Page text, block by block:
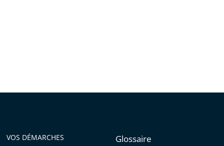
VOS DÉMARCHES
Glossaire